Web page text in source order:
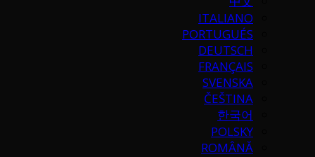
ITALIANO
PORTUGUÉS
DEUTSCH
FRANÇAIS
SVENSKA
ČEŠTINA
한국어
POLSKY
ROMÂNĂ